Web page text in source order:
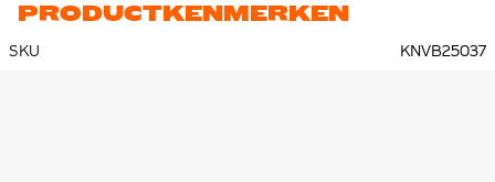
PRODUCTKENMERKEN
SKU KNVB25037